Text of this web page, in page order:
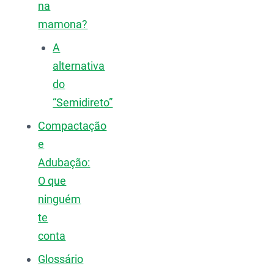
na
mamona?
A
alternativa
do
“Semidireto”
Compactação
e
Adubação:
O que
ninguém
te
conta
Glossário